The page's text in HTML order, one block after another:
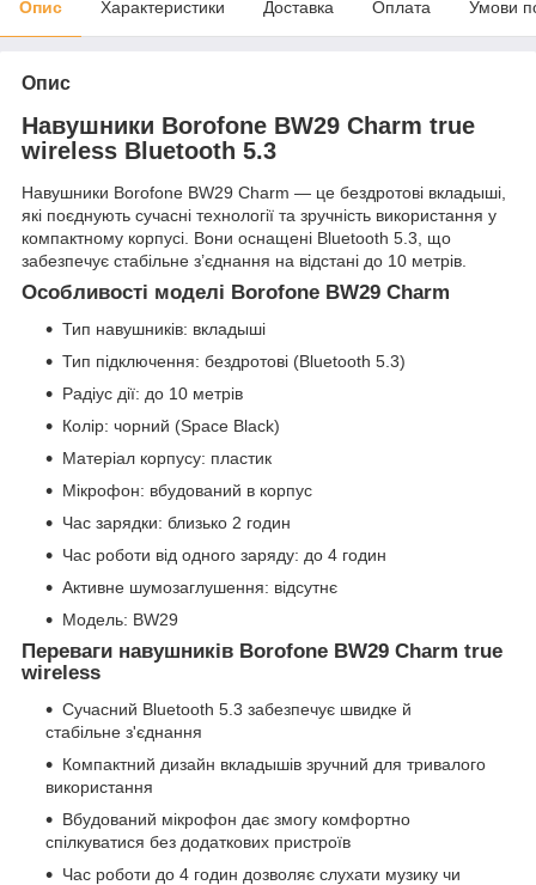
Опис Характеристики Доставка Оплата Умови
Опис
Навушники Borofone BW29 Charm true
wireless Bluetooth 5.3
Навушники Borofone BW29 Charm — це бездротові вкладыші,
які поєднують сучасні технології та зручність використання у
компактному корпусі. Вони оснащені Bluetooth 5.3, що
забезпечує стабільне з’єднання на відстані до 10 метрів.
Особливості моделі Borofone BW29 Charm
Тип навушників: вкладыші
Тип підключення: бездротові (Bluetooth 5.3)
Радіус дії: до 10 метрів
Колір: чорний (Space Black)
Матеріал корпусу: пластик
Мікрофон: вбудований в корпус
Час зарядки: близько 2 годин
Час роботи від одного заряду: до 4 годин
Активне шумозаглушення: відсутнє
Модель: BW29
Переваги навушників Borofone BW29 Charm true
wireless
Сучасний Bluetooth 5.3 забезпечує швидке й
стабільне з'єднання
Компактний дизайн вкладышів зручний для тривалого
використання
Вбудований мікрофон дає змогу комфортно
спілкуватися без додаткових пристроїв
Час роботи до 4 годин дозволяє слухати музику чи